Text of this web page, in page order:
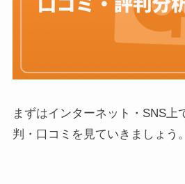
まずはインターネット・SNS上
判・口コミを見ていきましょう。